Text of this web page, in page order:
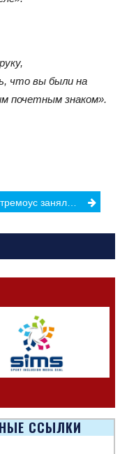
что вы были на
почетным знаком».
место на Чемпионате Мира по биатлону
ССЫЛКИ